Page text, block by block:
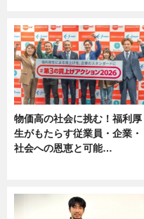
物価高の社会に挑む！福利厚
生がもたらす従業員・企業・
社会への恩恵と可能…